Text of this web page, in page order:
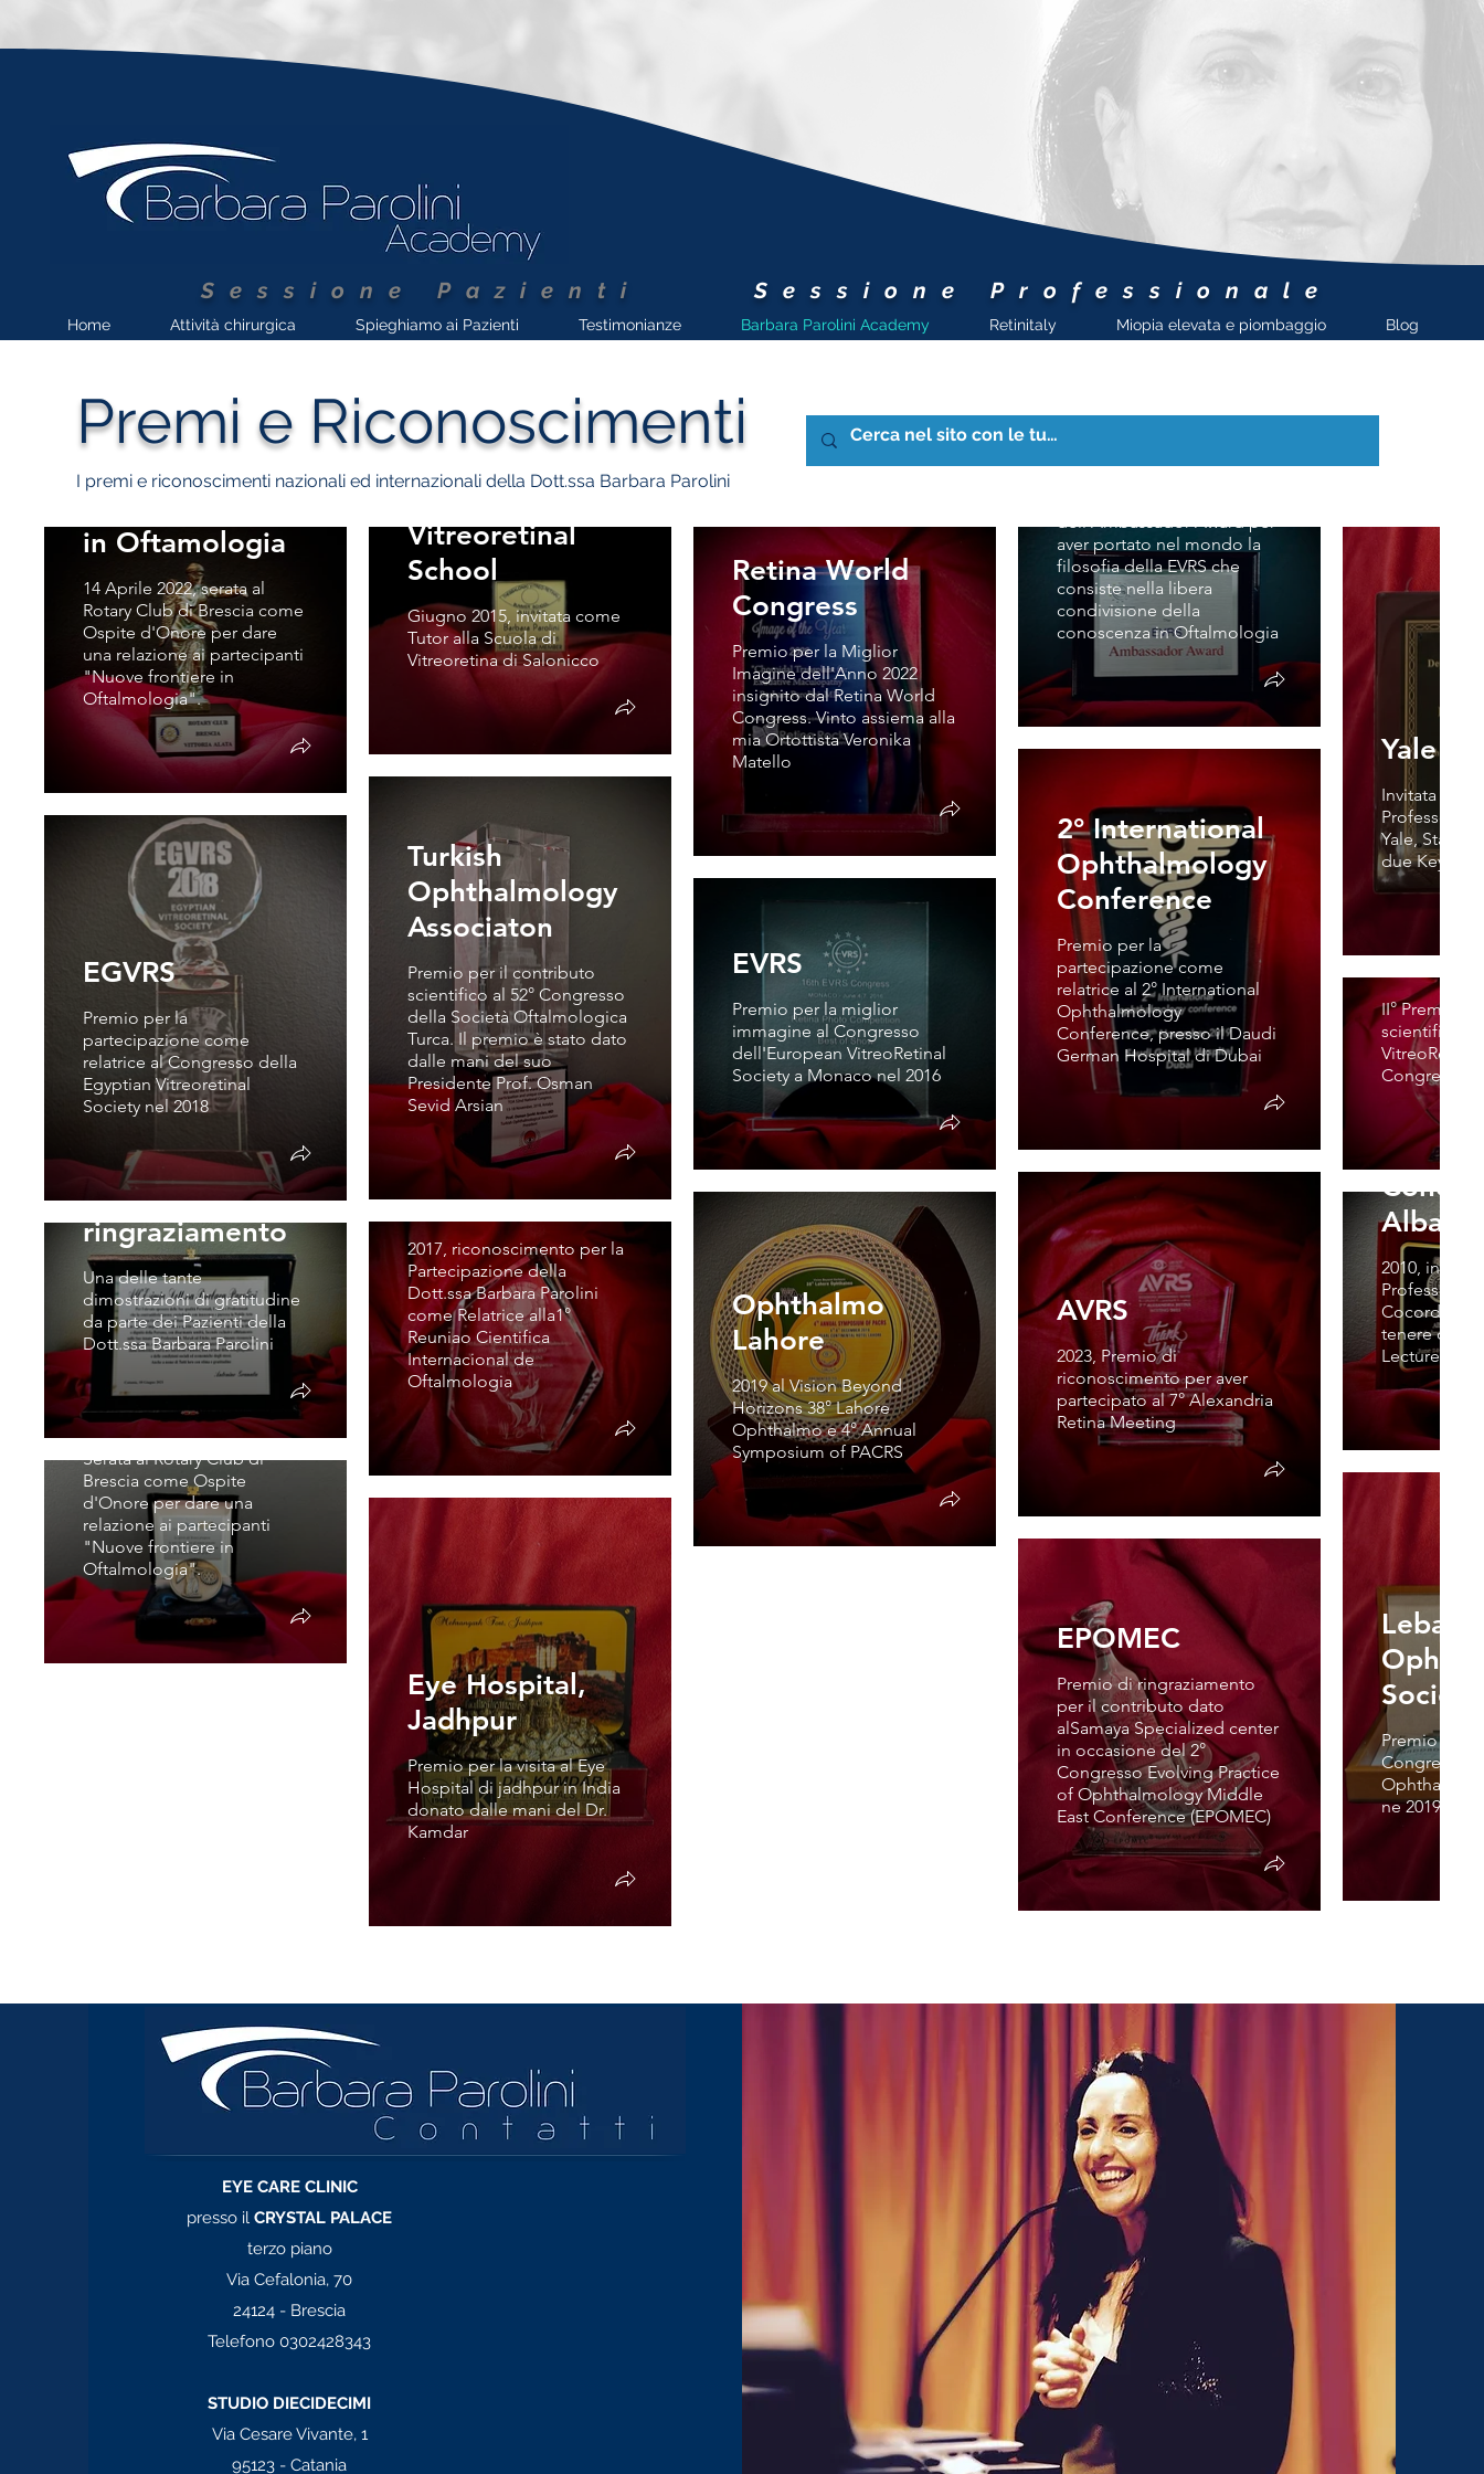
Sessione Pazienti Sessione Professionale
Home Attività chirurgica Spieghiamo ai Pazienti Testimonianze Barbara Parolini Academy Retinitaly Miopia elevata e piombaggio Blog
Premi e Riconoscimenti
I premi e riconoscimenti nazionali ed internazionali della Dott.ssa Barbara Parolini
in Oftamologia
14 Aprile 2022, serata al
Rotary Club di Brescia come
Ospite d'Onore per dare
una relazione ai partecipanti
"Nuove frontiere in
Oftalmologia".
Thessaloniki
Vitreoretinal
School
Giugno 2015, invitata come
Tutor alla Scuola di
Vitreoretina di Salonicco
Retina World
Congress
Premio per la Miglior
Imagine dell'Anno 2022
insignito dal Retina World
Congress. Vinto assiema alla
mia Ortottista Veronika
Matello
European
Society
dell'Ambassador Award per
aver portato nel mondo la
filosofia della EVRS che
consiste nella libera
condivisione della
conoscenza in Oftalmologia
Yale
Invitata
Professor
Yale, Stati
due
2° International
Ophthalmology
Conference
Premio per la
partecipazione come
relatrice al 2° International
Ophthalmology
Conference, presso il Daudi
German Hospital di Dubai
Turkish
Ophthalmology
Associaton
Premio per il contributo
scientifico al 52° Congresso
della Società Oftalmologica
Turca. Il premio è stato dato
dalle mani del suo
Presidente Prof. Osman
Sevid Arsian
EGVRS
Premio per la
partecipazione come
relatrice al Congresso della
Egyptian Vitreoretinal
Society nel 2018
EVRS
Premio per la miglior
immagine al Congresso
dell'European VitreoRetinal
Society a Monaco nel 2016
EVRS
II° Premio
scientifico al
Congress
AVRS
2023, Premio di
riconoscimento per aver
partecipato al 7° Alexandria
Retina Meeting
Ophthalmo
Lahore
2019 al Vision Beyond
Horizons 38° Lahore
Ophthalmo e 4° Annual
Symposium of PACRS
Albania
2010,
Professor
Cocordie di
tenere due
Lectures
1° Reuniao
Cientifica
Internacional de
Oftalmologia
2017, riconoscimento per la
Partecipazione della
Dott.ssa Barbara Parolini
come Relatrice alla1°
Reuniao Cientifica
Internacional de
Oftalmologia
Targa di
ringraziamento
Una delle tante
dimostrazioni di gratitudine
da parte dei Pazienti della
Dott.ssa Barbara Parolini
Club Brescia
"Vittoria Alata"
Serata al Rotary Club di
Brescia come Ospite
d'Onore per dare una
relazione ai partecipanti
"Nuove frontiere in
Oftalmologia".
Society
Premio
Congresso
ne 2019
Eye Hospital,
Jadhpur
Premio per la visita al Eye
Hospital di jadhpur in India
donato dalle mani del Dr.
Kamdar
EPOMEC
Premio di ringraziamento
per il contributo dato
alSamaya Specialized center
in occasione del 2°
Congresso Evolving Practice
of Ophthalmology Middle
East Conference (EPOMEC)
contatti
EYE CARE CLINIC
presso il CRYSTAL PALACE
terzo piano
Via Cefalonia, 70
24124 - Brescia
Telefono 0302428343
STUDIO DIECIDECIMI
Via Cesare Vivante, 1
95123 - Catania